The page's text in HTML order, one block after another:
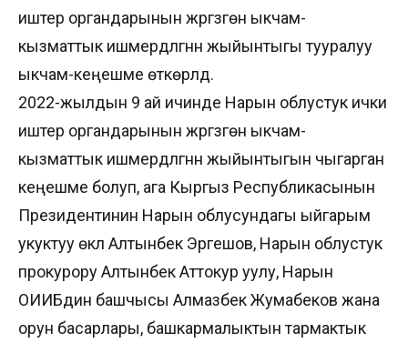
иштер органдарынын жүргүзгөн ыкчам-
кызматтык ишмердүүлүгүнүн жыйынтыгы тууралуу
ыкчам-кеңешме өткөрүлдү.
2022-жылдын 9 ай ичинде Нарын облустук ички
иштер органдарынын жүргүзгөн ыкчам-
кызматтык ишмердүүлүгүнүн жыйынтыгын чыгарган
кеңешме болуп, ага Кыргыз Республикасынын
Президентинин Нарын облусундагы ыйгарым
укуктуу өкүлү Алтынбек Эргешов, Нарын облустук
прокурору Алтынбек Аттокур уулу, Нарын
ОИИБдин башчысы Алмазбек Жумабеков жана
орун басарлары, башкармалыктын тармактык